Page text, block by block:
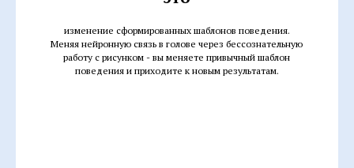
изменение сформированных шаблонов поведения.
Меняя нейронную связь в голове через бессознательную
работу с рисунком - вы меняете привычный шаблон
поведения и приходите к новым результатам.